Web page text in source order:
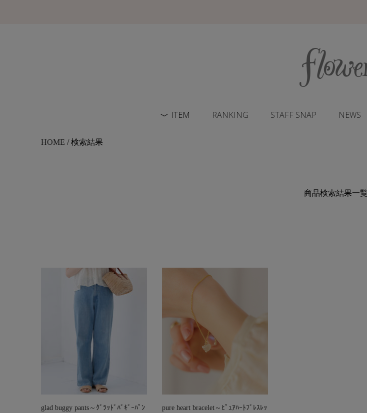
ITEM RANKING STAFF SNAP NEWS
HOME / 検索結果
商品検索結果一覧
glad buggy pants～ｸﾞﾗｯﾄﾞﾊﾞｷﾞｰﾊﾟﾝ
pure heart bracelet～ﾋﾟｭｱﾊｰﾄﾌﾞﾚｽﾚｯ